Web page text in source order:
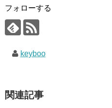
フォローする
keyboo
関連記事